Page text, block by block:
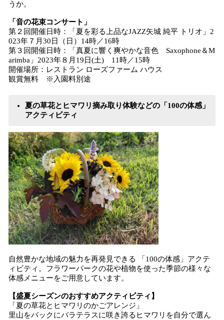
うか。
「音の花束コンサート」
第２回開催日時：「夏を彩る上品なJAZZ矢城 純平 トリオ」2
023年７月30日（日）14時／16時
第３回開催日時：「真夏に響く爽やかな音色 Saxophone＆M
arimba」2023年８月19日(土) 11時／15時
開催場所：レストラン ローズファーム ハウス
観賞無料 ※入園料別途
夏の草花とヒマワリ摘み取り体験などの「100の体感」
アクティビティ
⾃然豊かな地域の魅⼒を再発⾒できる 「100の体感」アクテ
ィビティ。フラワーパークの花や植物を使った季節の様々な
体感メニューをご⽤意しています。
【盛夏シーズンのおすすめアクティビティ】
「夏の草花とヒマワリのかごアレンジ」
里山をバックにバラテラスに咲き誇るヒマワリを自分で選ん